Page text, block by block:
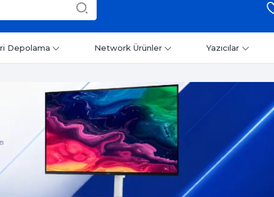
Depolama Network Ürünler Yazıcılar